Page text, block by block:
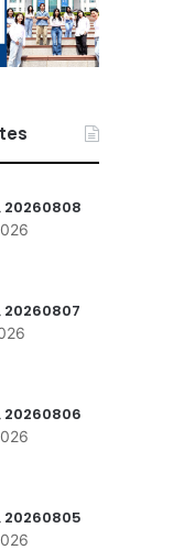
20260808
20260807
20260806
20260805